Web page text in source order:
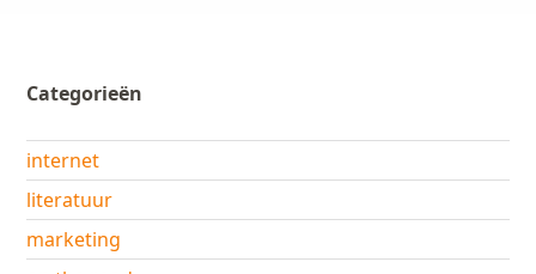
Categorieën
internet
literatuur
marketing